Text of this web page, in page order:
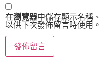
在瀏覽器中儲存顯示名稱
以供下次發佈留言時使用。